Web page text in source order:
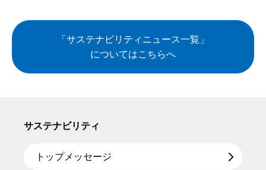
「サステナビリティニュース一覧」
についてはこちらへ
サステナビリティ
トップメッセージ